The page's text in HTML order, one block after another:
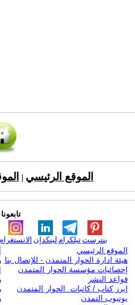
الموقع الرئيسي
الانستغرام لينكدإن تيلكرامبنترست
الموقع الرئيسي
هيئة ادارة الحوار المتمدن - للإتصال بنا
إحصائيات مؤسسة الحوار المتمدن
قواعد النشر
ابرز كتاب / كاتبات الحوار المتمدن
يوتيوب التمدن